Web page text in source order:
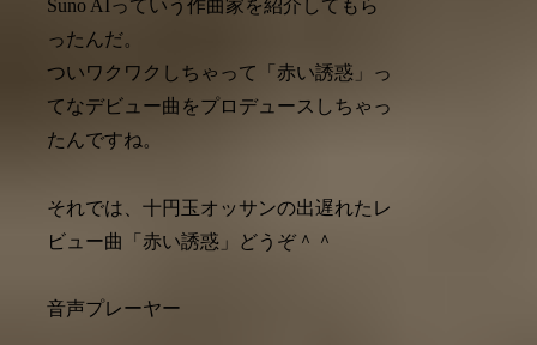
Suno AIっていう作曲家を紹介してもら
ったんだ。
ついワクワクしちゃって「赤い誘惑」っ
てなデビュー曲をプロデュースしちゃっ
たんですね。
それでは、十円玉オッサンの出遅れたレ
ビュー曲「赤い誘惑」どうぞ＾＾
音声プレーヤー